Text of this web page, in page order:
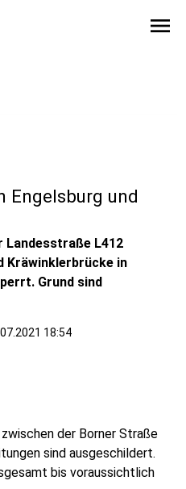
menu
Engelsburg und
Landesstraße L412
Kräwinklerbrücke in
Grund sind
18:54
der Borner Straße
sind ausgeschildert.
bis voraussichtlich